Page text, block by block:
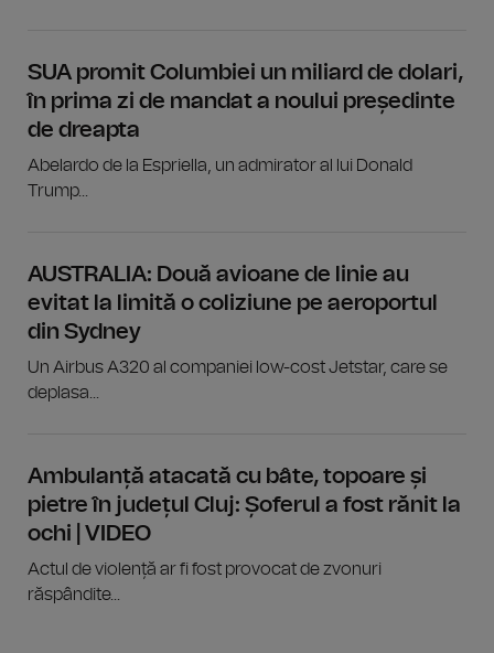
SUA promit Columbiei un miliard de dolari,
în prima zi de mandat a noului președinte
de dreapta
Abelardo de la Espriella, un admirator al lui Donald
Trump...
AUSTRALIA: Două avioane de linie au
evitat la limită o coliziune pe aeroportul
din Sydney
Un Airbus A320 al companiei low-cost Jetstar, care se
deplasa...
Ambulanță atacată cu bâte, topoare și
pietre în județul Cluj: Șoferul a fost rănit la
ochi | VIDEO
Actul de violență ar fi fost provocat de zvonuri
răspândite...